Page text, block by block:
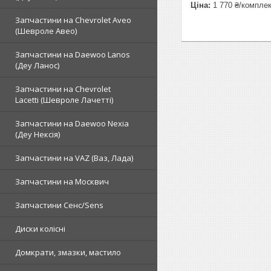
Запчастини на Chevrolet Aveo
(Шевроле Авео)
Запчастини на Daewoo Lanos
(Деу Ланос)
Запчастини на Chevrolet
Lacetti (Шевроле Лачетті)
Запчастини на Daewoo Nexia
(Деу Нексія)
Запчастини на VAZ (Ваз, Лада)
Запчастини на Москвич
Запчастини Сенс/Sens
Диски колісні
Домкрати, змазки, мастило
Ціна: 1 770 ₴/